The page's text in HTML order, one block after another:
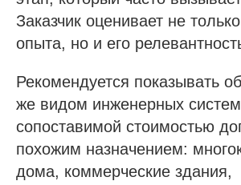
Заказчик оценивает не
опыта, но и его
Рекомендуется показывать
же видом инженерных
сопоставимой стоимостью
похожим назначением:
дома, коммерческие здания,
Строительно-монтажные СРО
Специалисты НРС для СРО
Независимая оценка квалификации (НОК)
Покупка готовой компании (ООО)
Продажа готовой компании (ООО)